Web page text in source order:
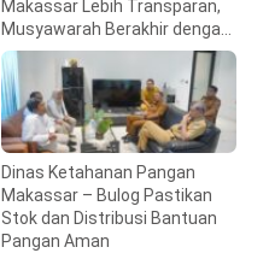
Makassar Lebih Transparan,
Musyawarah Berakhir dengan
Kesepakatan
Dinas Ketahanan Pangan
Makassar – Bulog Pastikan
Stok dan Distribusi Bantuan
Pangan Aman